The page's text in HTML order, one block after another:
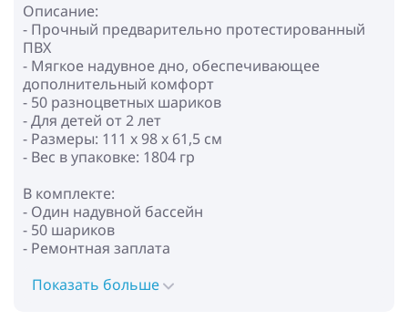
Описание:
- Прочный предварительно протестированный
ПВХ
- Мягкое надувное дно, обеспечивающее
дополнительный комфорт
- 50 разноцветных шариков
- Для детей от 2 лет
- Размеры: 111 x 98 x 61,5 см
- Вес в упаковке: 1804 гр
В комплекте:
- Один надувной бассейн
- 50 шариков
- Ремонтная заплата
Показать больше